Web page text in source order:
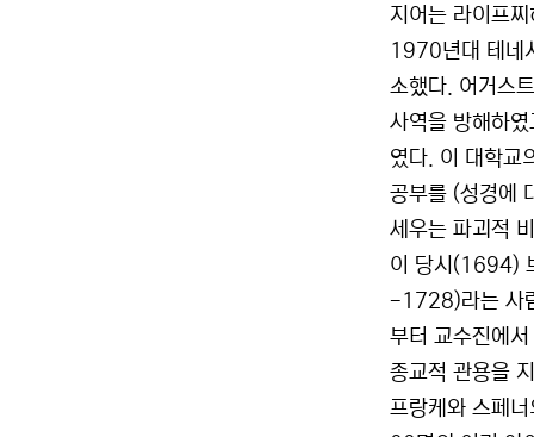
지어는 라이프
1970년대 테네
소했다. 어거스
사역을 방해하
였다. 이 대학교
공부를 (성경에
세우는 파괴적
이 당시(1694)
-1728)라는 사
부터 교수진에
종교적 관용을
프랑케와 스페